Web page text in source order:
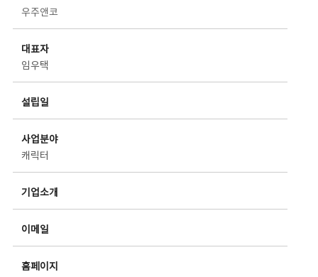
우주앤코
대표자
임우택
설립일
사업분야
캐릭터
기업소개
이메일
홈페이지